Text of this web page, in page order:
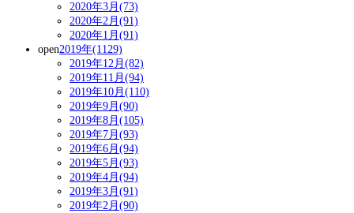
2020年3月(73)
2020年2月(91)
2020年1月(91)
open2019年(1129)
2019年12月(82)
2019年11月(94)
2019年10月(110)
2019年9月(90)
2019年8月(105)
2019年7月(93)
2019年6月(94)
2019年5月(93)
2019年4月(94)
2019年3月(91)
2019年2月(90)